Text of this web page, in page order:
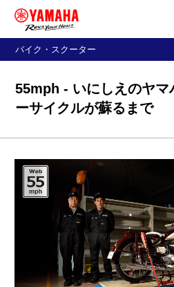
バイク・スクーター
55mph - いにしえのヤマ
ーサイクルが蘇るまで